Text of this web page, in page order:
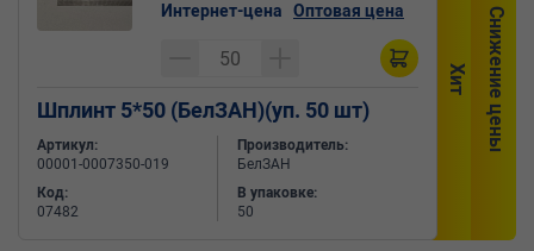
Хит Снижение цены
Шплинт 5*50 (БелЗАН)(уп. 50 шт)
Артикул:
00001-0007350-019
Код:
07482
Производитель:
БелЗАН
В упаковке:
50
Интернет-цена Оптовая цена